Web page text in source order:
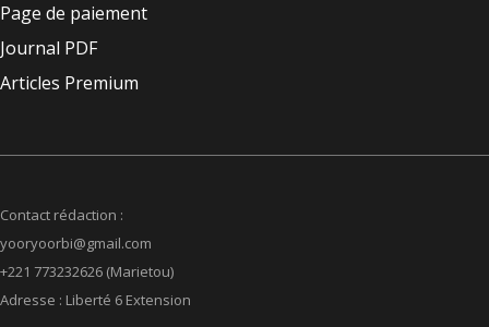
Page de paiement
Journal PDF
Articles Premium
Contact rédaction :
yooryoorbi@gmail.com
+221 773232626 (Marietou)
Adresse : Liberté 6 Extension